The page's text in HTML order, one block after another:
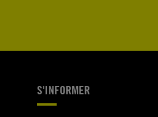
S'INFORMER